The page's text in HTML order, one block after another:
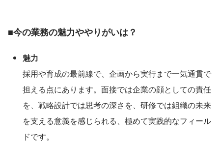
■今の業務の魅力ややりがいは？
魅力
採用や育成の最前線で、企画から実行まで一気通貫で
担える点にあります。面接では企業の顔としての責任
を、戦略設計では思考の深さを、研修では組織の未来
を支える意義を感じられる、極めて実践的なフィール
ドです。